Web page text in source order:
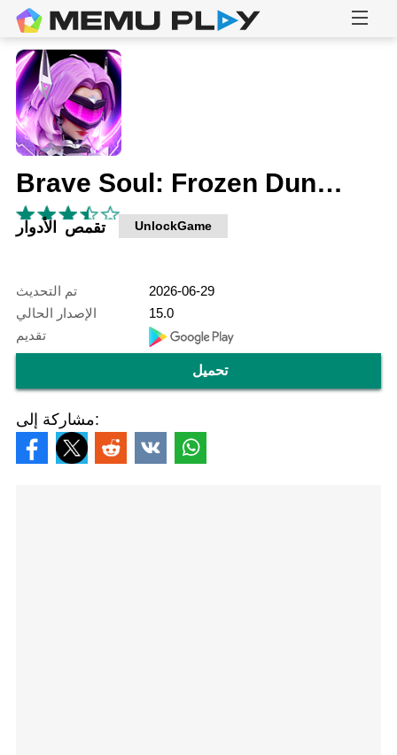
Brave Soul: Frozen Dungeon
تقمص الأدوار UnlockGame
تم التحديث
2026-06-29
الإصدار الحالي
15.0
تقديم
تحميل
مشاركة إلى: